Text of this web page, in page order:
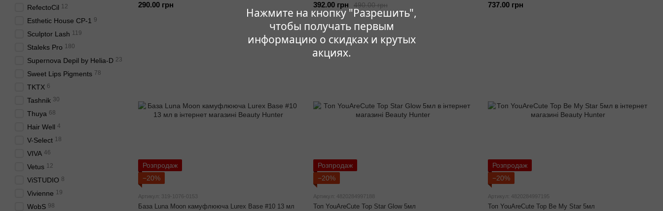
Нажмите на кнопку "Разрешить",
чтобы получать первым
информацию о скидках и крутых
акциях.
290.00 грн 490.00 грн
392.00 грн 737.00 грн
Розпродаж
−20%
Артикул: 319-1076-0153
База Luna Moon камуфлююча Lurex Base #10 13 мл
Розпродаж
−20%
Артикул: 4820284997188
Топ YouAreCute Top Star Glow 5мл
Розпродаж
−20%
Артикул: 4820284997195
Топ YouAreCute Top Be My Star 5мл
RefectoCil 12
Esthetic House CP-1 9
Sculptor Lash 119
Staleks Pro 180
Supernova Depil by Helia-D 23
Sweet Lips Pigments 78
TKTX 6
Tashnik 30
Thuya 68
Hair Well 4
V-Select 18
VIVA 46
Vetus 12
ViSTUDIO 8
Vivienne 19
WobS 98